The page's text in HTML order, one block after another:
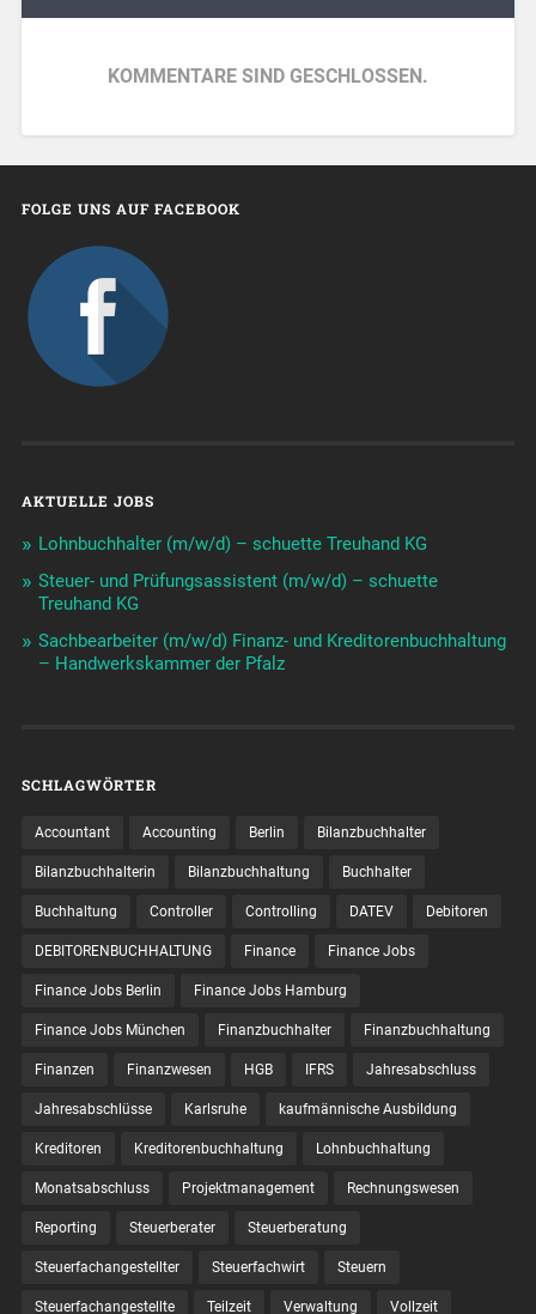
KOMMENTARE SIND GESCHLOSSEN.
FOLGE UNS AUF FACEBOOK
AKTUELLE JOBS
Lohnbuchhalter (m/w/d) – schuette Treuhand KG
Steuer- und Prüfungsassistent (m/w/d) – schuette
Treuhand KG
Sachbearbeiter (m/w/d) Finanz- und Kreditorenbuchhaltung
– Handwerkskammer der Pfalz
SCHLAGWÖRTER
Accountant Accounting Berlin Bilanzbuchhalter
Bilanzbuchhalterin Bilanzbuchhaltung Buchhalter
Buchhaltung Controller Controlling DATEV Debitoren
DEBITORENBUCHHALTUNG Finance Finance Jobs
Finance Jobs Berlin Finance Jobs Hamburg
Finance Jobs München Finanzbuchhalter Finanzbuchhaltung
Finanzen Finanzwesen HGB IFRS Jahresabschluss
Jahresabschlüsse Karlsruhe kaufmännische Ausbildung
Kreditoren Kreditorenbuchhaltung Lohnbuchhaltung
Monatsabschluss Projektmanagement Rechnungswesen
Reporting Steuerberater Steuerberatung
Steuerfachangestellter Steuerfachwirt Steuern
Steuer­fach­ange­stellte Teilzeit Verwaltung Vollzeit